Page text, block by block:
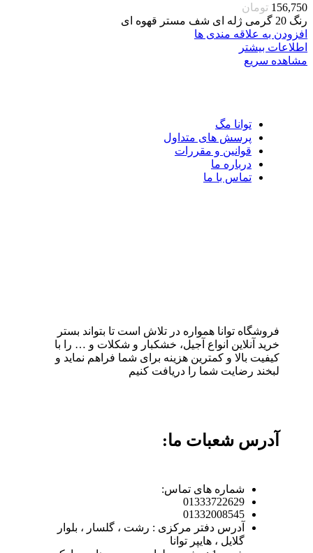
156,750 تومان
رنگ 20 گرمی ژله ای شف مستر قهوه ای
افزودن به علاقه مندی ها
اطلاعات بیشتر
مشاهده سریع
توانا مگ
پرسش های متداول
قوانین و مقررات
درباره ما
تماس با ما
فروشگاه توانا همواره در تلاش است تا بتواند بستر
خرید آنلاین انواع آجیل، خشکبار و شکلات و … را با
کیفیت بالا و کمترین هزینه برای شما فراهم نماید و
لبخند رضایت شما را دریافت کنیم
آدرس شعبات ما:
شماره های تماس:
01333722629
01332008545
آدرس دفتر مرکزی : رشت ، گلسار ، بلوار
گلایل ، هایپر توانا